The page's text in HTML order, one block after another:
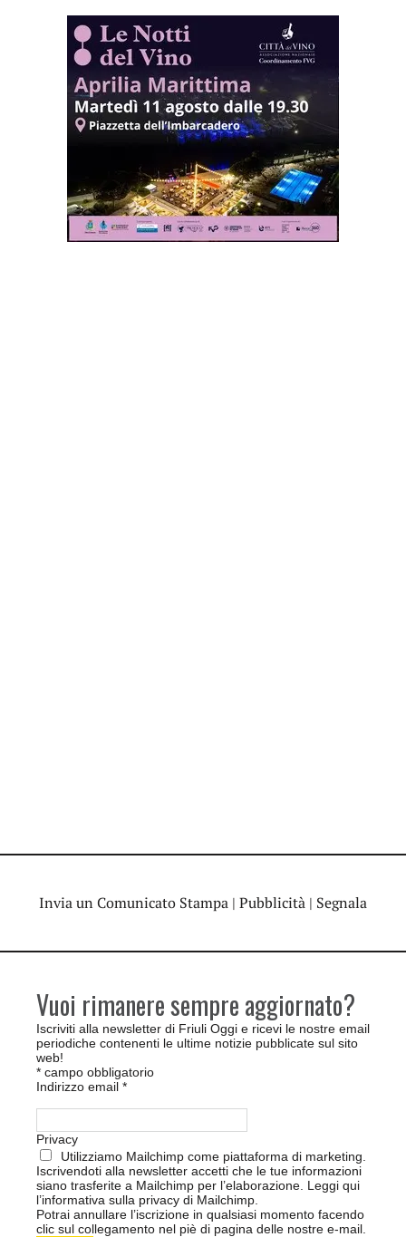
Invia un Comunicato Stampa | Pubblicità | Segnala
Vuoi rimanere sempre aggiornato?
Iscriviti alla newsletter di Friuli Oggi e ricevi le nostre email
periodiche contenenti le ultime notizie pubblicate sul sito
web!
* campo obbligatorio
Indirizzo email *
Privacy
Utilizziamo Mailchimp come piattaforma di marketing.
Iscrivendoti alla newsletter accetti che le tue informazioni
siano trasferite a Mailchimp per l’elaborazione. Leggi qui
l’informativa sulla privacy di Mailchimp
Potrai annullare l’iscrizione in qualsiasi momento facendo
clic sul collegamento nel piè di pagina delle nostre e-mail.